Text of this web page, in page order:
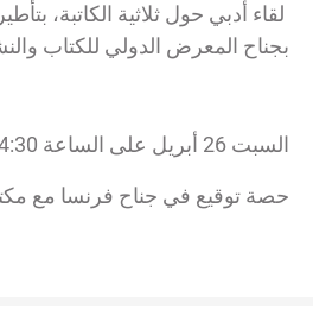
لقاء أدبي حول ثلاثية الكاتبة،
بجناح المعرض الدولي للكتاب
السبت 26 أبريل على الساعة 4:30 زوالا:
حصة توقيع في جناح فرنسا مع